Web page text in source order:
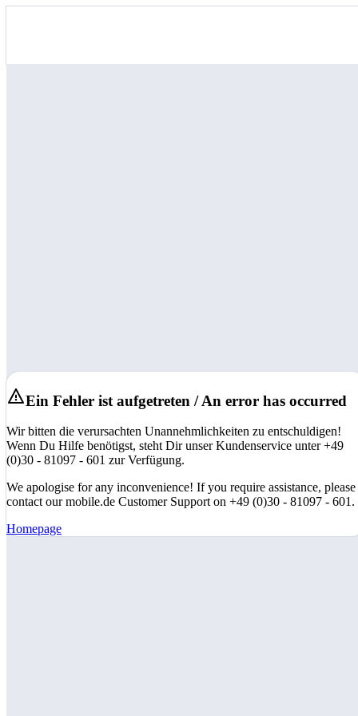
Ein Fehler ist aufgetreten / An error has occurred
Wir bitten die verursachten Unannehmlichkeiten zu entschuldigen!
Wenn Du Hilfe benötigst, steht Dir unser Kundenservice unter +49
(0)30 - 81097 - 601 zur Verfügung.
We apologise for any inconvenience! If you require assistance, please
contact our mobile.de Customer Support on +49 (0)30 - 81097 - 601.
Homepage